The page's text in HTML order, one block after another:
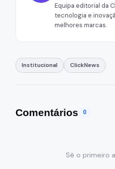
Equipa editorial da
tecnologia e
melhores marcas.
Institucional ClickNews
Comentários 0
Sê o primeiro